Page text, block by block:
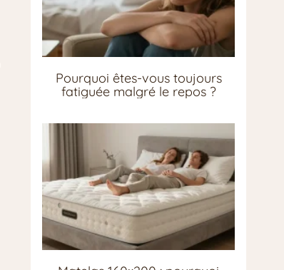
Pourquoi êtes-vous toujours
fatiguée malgré le repos ?